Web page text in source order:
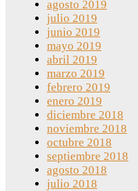
agosto 2019
julio 2019
junio 2019
mayo 2019
abril 2019
marzo 2019
febrero 2019
enero 2019
diciembre 2018
noviembre 2018
octubre 2018
septiembre 2018
agosto 2018
julio 2018